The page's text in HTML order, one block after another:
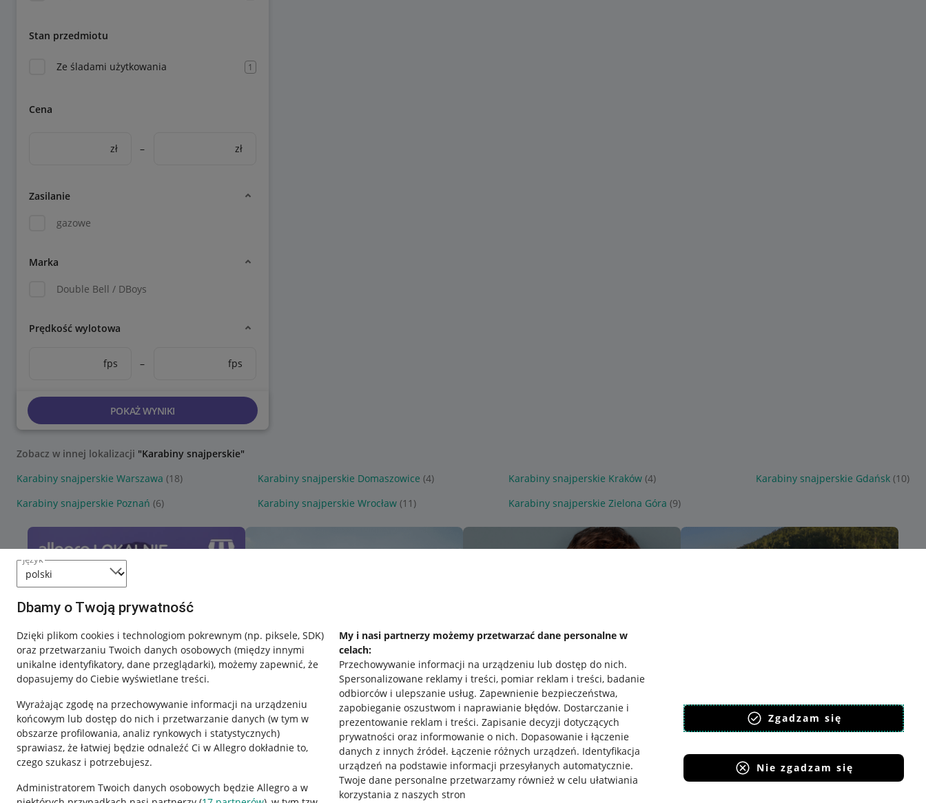
język
Dbamy o Twoją prywatność
Dzięki plikom cookies i technologiom pokrewnym (np. piksele, SDK)
oraz przetwarzaniu Twoich danych osobowych (między innymi
unikalne identyfikatory, dane przeglądarki), możemy zapewnić, że
dopasujemy do Ciebie wyświetlane treści.
Wyrażając zgodę na przechowywanie informacji na urządzeniu
końcowym lub dostęp do nich i przetwarzanie danych (w tym w
obszarze profilowania, analiz rynkowych i statystycznych)
sprawiasz, że łatwiej będzie odnaleźć Ci w Allegro dokładnie to,
czego szukasz i potrzebujesz.
Administratorem Twoich danych osobowych będzie Allegro a w
My i nasi partnerzy możemy przetwarzać dane personalne w
celach:
Przechowywanie informacji na urządzeniu lub dostęp do nich.
Spersonalizowane reklamy i treści, pomiar reklam i treści, badanie
odbiorców i ulepszanie usług. Zapewnienie bezpieczeństwa,
zapobieganie oszustwom i naprawianie błędów. Dostarczanie i
prezentowanie reklam i treści. Zapisanie decyzji dotyczących
prywatności oraz informowanie o nich. Dopasowanie i łączenie
danych z innych źródeł. Łączenie różnych urządzeń. Identyfikacja
urządzeń na podstawie informacji przesyłanych automatycznie.
Twoje dane personalne przetwarzamy również w celu ułatwiania
korzystania z naszych stron
Zgadzam się
Nie zgadzam się
Stan przedmiotu
Ze śladami użytkowania 1
Cena
zł – zł
Zasilanie
gazowe
Marka
Double Bell / DBoys
Prędkość wylotowa
fps – fps
POKAŻ WYNIKI
Zobacz w innej lokalizacji "Karabiny snajperskie"
Karabiny snajperskie Warszawa (18) Karabiny snajperskie Domaszowice (4) Karabiny snajperskie Kraków (4) Karabiny snajperskie Gdańsk (10)
Karabiny snajperskie Poznań (6) Karabiny snajperskie Wrocław (11) Karabiny snajperskie Zielona Góra (9)
Przydatne informacje Pobierz aplikację